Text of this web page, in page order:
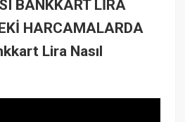
BANKKART LİRA
HARCAMALARDA
Lira Nasıl